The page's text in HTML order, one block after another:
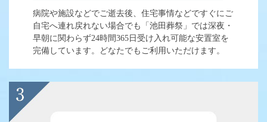
病院や施設などでご逝去後、住宅事情などですぐにご
自宅へ連れ戻れない場合でも「池田葬祭」では深夜・
早朝に関わらず24時間365日受け入れ可能な安置室を
完備しています。どなたでもご利用いただけます。